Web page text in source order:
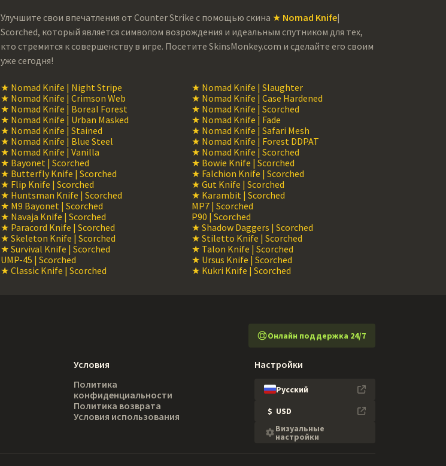
Улучшите свои впечатления от Counter Strike с помощью скина ★ Nomad Knife|
Scorched, который является символом возрождения и идеальным спутником для тех,
кто стремится к совершенству в игре. Посетите SkinsMonkey.com и сделайте его своим
уже сегодня!
★ Nomad Knife | Night Stripe
★ Nomad Knife | Slaughter
★ Nomad Knife | Crimson Web
★ Nomad Knife | Case Hardened
★ Nomad Knife | Boreal Forest
★ Nomad Knife | Scorched
★ Nomad Knife | Urban Masked
★ Nomad Knife | Fade
★ Nomad Knife | Stained
★ Nomad Knife | Safari Mesh
★ Nomad Knife | Blue Steel
★ Nomad Knife | Forest DDPAT
★ Nomad Knife | Vanilla
★ Nomad Knife | Scorched
★ Bayonet | Scorched
★ Bowie Knife | Scorched
★ Butterfly Knife | Scorched
★ Falchion Knife | Scorched
★ Flip Knife | Scorched
★ Gut Knife | Scorched
★ Huntsman Knife | Scorched
★ Karambit | Scorched
★ M9 Bayonet | Scorched
MP7 | Scorched
★ Navaja Knife | Scorched
P90 | Scorched
★ Paracord Knife | Scorched
★ Shadow Daggers | Scorched
★ Skeleton Knife | Scorched
★ Stiletto Knife | Scorched
★ Survival Knife | Scorched
★ Talon Knife | Scorched
UMP-45 | Scorched
★ Ursus Knife | Scorched
★ Classic Knife | Scorched
★ Kukri Knife | Scorched
Онлайн поддержка 24/7
Условия
Политика
конфиденциальности
Политика возврата
Условия использования
Настройки
Русский
$ USD
Визуальные
настройки